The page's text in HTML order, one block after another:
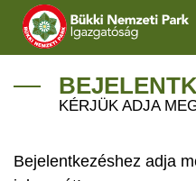
IGAZGATÓSÁG
VÍZVÉDELEM
KÉRJÜK ADJA
Bejelentkezéshez adja